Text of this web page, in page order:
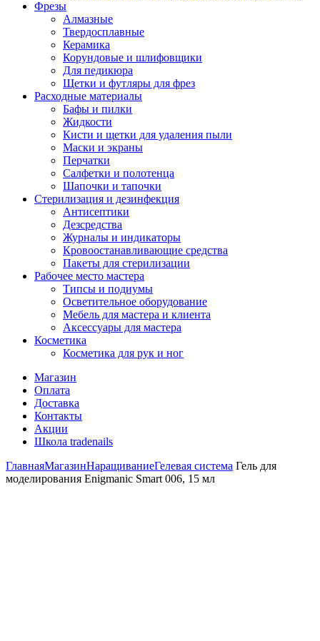
Фрезы
Алмазные
Твердосплавные
Керамика
Корундовые и шлифовщики
Для педикюра
Щетки и футляры для фрез
Расходные материалы
Бафы и пилки
Жидкости
Кисти и щетки для удаления пыли
Маски и экраны
Перчатки
Салфетки и полотенца
Шапочки и тапочки
Стерилизация и дезинфекция
Антисептики
Дезсредства
Журналы и индикаторы
Кровоостанавливающие средства
Пакеты для стерилизации
Рабочее место мастера
Типсы и подиумы
Осветительное оборудование
Мебель для мастера и клиента
Аксессуары для мастера
Косметика
Косметика для рук и ног
Магазин
Оплата
Доставка
Контакты
Акции
Школа tradenails
ГлавнаяМагазинНаращиваниеГелевая система Гель для
моделирования Enigmanic Smart 006, 15 мл